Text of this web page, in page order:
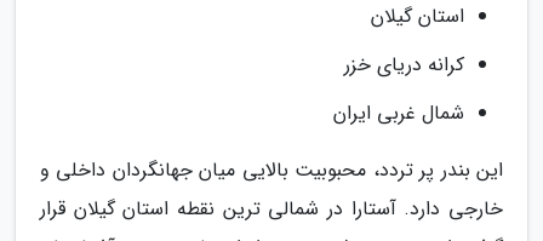
استان گیلان
کرانه دریای خزر
شمال غربی ایران
این بندر پر تردد، محبوبیت بالایی میان جهانگردان داخلی و
خارجی دارد. آستارا در شمالی ترین نقطه استان گیلان قرار